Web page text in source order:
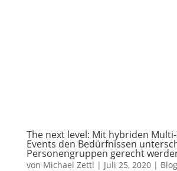
The next level: Mit hybriden
Events den Bedürfnissen
Personengruppen gerecht
von Michael Zettl | Juli 25, 2020| Blog